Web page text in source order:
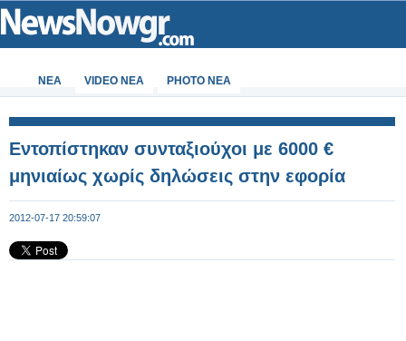
ΝΕΑ VIDEO NEA PHOTO NEA
Εντοπίστηκαν συνταξιούχοι με 6000 €
μηνιαίως χωρίς δηλώσεις στην εφορία
2012-07-17 20:59:07